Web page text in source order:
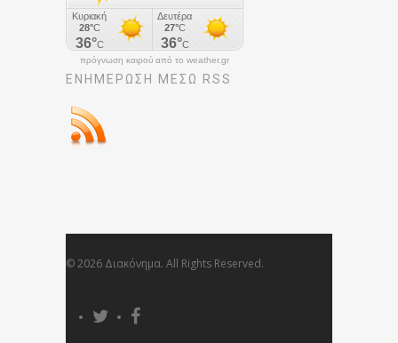
πρόγνωση καιρού από το weather.gr
ΕΝΗΜΈΡΩΣΉ ΜΕΣΩ RSS
© 2026 Διακόνημα. All Rights Reserved.